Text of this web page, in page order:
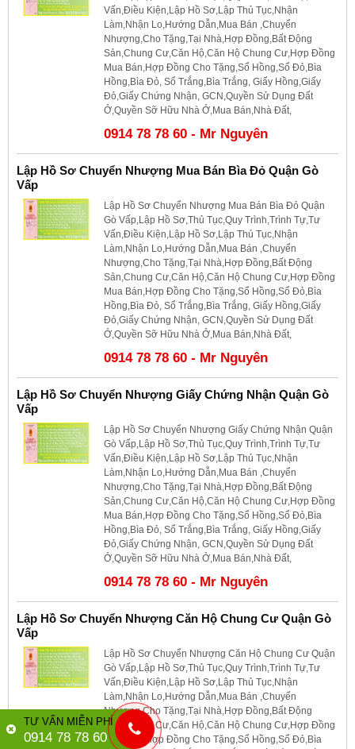
Vấn,Điều Kiện,Lập Hồ Sơ,Lập Thủ Tục,Nhận
Làm,Nhận Lo,Hướng Dẫn,Mua Bán ,Chuyển
Nhượng,Cho Tặng,Tại Nhà,Hợp Đồng,Bất Động
Sản,Chung Cư,Căn Hộ,Căn Hộ Chung Cư,Hợp Đồng
Mua Bán,Hợp Đồng Cho Tặng,Sổ Hồng,Sổ Đỏ,Bìa
Hồng,Bìa Đỏ, Sổ Trắng,Bìa Trắng, Giấy Hồng,Giấy
Đỏ,Giấy Chứng Nhận, GCN,Quyền Sử Dụng Đất
Ở,Quyền Sỡ Hữu Nhà Ở,Mua Bán,Nhà Đất,
0914 78 78 60 - Mr Nguyên
Lập Hồ Sơ Chuyển Nhượng Mua Bán Bìa Đỏ Quận Gò
Vấp
Lập Hồ Sơ Chuyển Nhượng Mua Bán Bìa Đỏ Quận
Gò Vấp,Lập Hồ Sơ,Thủ Tục,Quy Trình,Trình Tự,Tư
Vấn,Điều Kiện,Lập Hồ Sơ,Lập Thủ Tục,Nhận
Làm,Nhận Lo,Hướng Dẫn,Mua Bán ,Chuyển
Nhượng,Cho Tặng,Tại Nhà,Hợp Đồng,Bất Động
Sản,Chung Cư,Căn Hộ,Căn Hộ Chung Cư,Hợp Đồng
Mua Bán,Hợp Đồng Cho Tặng,Sổ Hồng,Sổ Đỏ,Bìa
Hồng,Bìa Đỏ, Sổ Trắng,Bìa Trắng, Giấy Hồng,Giấy
Đỏ,Giấy Chứng Nhận, GCN,Quyền Sử Dụng Đất
Ở,Quyền Sỡ Hữu Nhà Ở,Mua Bán,Nhà Đất,
0914 78 78 60 - Mr Nguyên
Lập Hồ Sơ Chuyển Nhượng Giấy Chứng Nhận Quận Gò
Vấp
Lập Hồ Sơ Chuyển Nhượng Giấy Chứng Nhận Quận
Gò Vấp,Lập Hồ Sơ,Thủ Tục,Quy Trình,Trình Tự,Tư
Vấn,Điều Kiện,Lập Hồ Sơ,Lập Thủ Tục,Nhận
Làm,Nhận Lo,Hướng Dẫn,Mua Bán ,Chuyển
Nhượng,Cho Tặng,Tại Nhà,Hợp Đồng,Bất Động
Sản,Chung Cư,Căn Hộ,Căn Hộ Chung Cư,Hợp Đồng
Mua Bán,Hợp Đồng Cho Tặng,Sổ Hồng,Sổ Đỏ,Bìa
Hồng,Bìa Đỏ, Sổ Trắng,Bìa Trắng, Giấy Hồng,Giấy
Đỏ,Giấy Chứng Nhận, GCN,Quyền Sử Dụng Đất
Ở,Quyền Sỡ Hữu Nhà Ở,Mua Bán,Nhà Đất,
0914 78 78 60 - Mr Nguyên
Lập Hồ Sơ Chuyển Nhượng Căn Hộ Chung Cư Quận Gò
Vấp
Lập Hồ Sơ Chuyển Nhượng Căn Hộ Chung Cư Quận
Gò Vấp,Lập Hồ Sơ,Thủ Tục,Quy Trình,Trình Tự,Tư
Vấn,Điều Kiện,Lập Hồ Sơ,Lập Thủ Tục,Nhận
Làm,Nhận Lo,Hướng Dẫn,Mua Bán ,Chuyển
Nhượng,Cho Tặng,Tại Nhà,Hợp Đồng,Bất Động
Sản,Chung Cư,Căn Hộ,Căn Hộ Chung Cư,Hợp Đồng
Mua Bán,Hợp Đồng Cho Tặng,Sổ Hồng,Sổ Đỏ,Bìa
TƯ VẤN MIỄN PHÍ
0914 78 78 60